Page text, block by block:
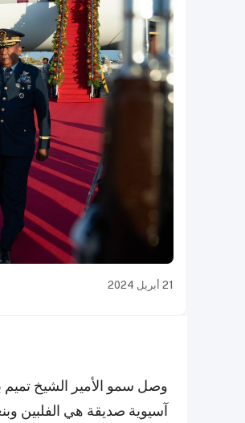
21 أبريل 2024
وصل سمو الأمير الشيخ تميم
آسيوية صديقة هي الفلبين